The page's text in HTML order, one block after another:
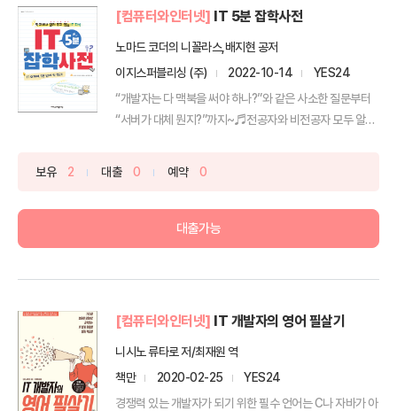
[컴퓨터와인터넷] IT 5분 잡학사전
노마드 코더의 니꼴라스,배지현 공저
이지스퍼블리싱 (주)
2022-10-14
YES24
“개발자는 다 맥북을 써야 하나?”와 같은 사소한 질문부터
“서버가 대체 뭔지?”까지~♬전공자와 비전공자 모두 알고
보유 2 대출 0 예약 0
대출가능
[컴퓨터와인터넷] IT 개발자의 영어 필살기
니시노 류타로 저/최재원 역
책만
2020-02-25
YES24
경쟁력 있는 개발자가 되기 위한 필수 언어는 C나 자바가 아